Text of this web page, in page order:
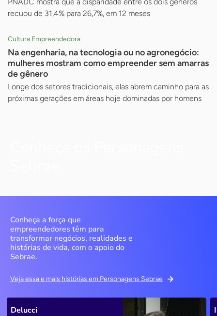
recuou de 31,4% para 26,7%, em 12 meses
Cultura Empreendedora
Na engenharia, na tecnologia ou no agronegócio:
mulheres mostram como empreender sem amarras
de gênero
Longe dos setores tradicionais, elas abrem caminho para as
próximas gerações em áreas hoje dominadas por homens
Conheça a força que
empreendedores têm para
transformar negócios, realidades e
histórias de vida, com o apoio do
Sebrae.
Veja essa e mais histórias em Personagens Sebrae
Delucci